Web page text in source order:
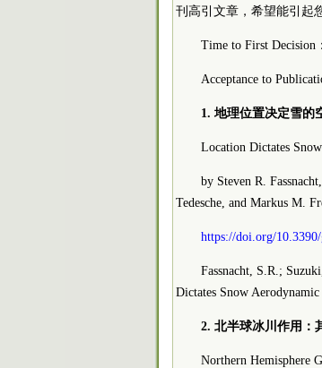
刊高引文章，希望能引起
Time to First Decision
Acceptance to
1. 地理位置决定雪的
Location Dictates
by Steven R.
Tedesche, and Markus M.
https://doi.org/10.3390/
Fassnacht, S.R.;
Dictates Snow Aerodynamic
2. 北半球冰川作用：
Northern Hemisphere